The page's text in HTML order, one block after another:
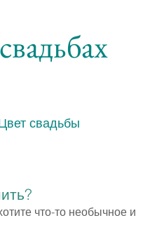
свадьбы
что-то необычное и